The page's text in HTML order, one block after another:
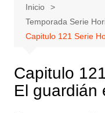
Inicio
Temporada Serie
Capitulo 121 Serie
Capitulo
El guardián